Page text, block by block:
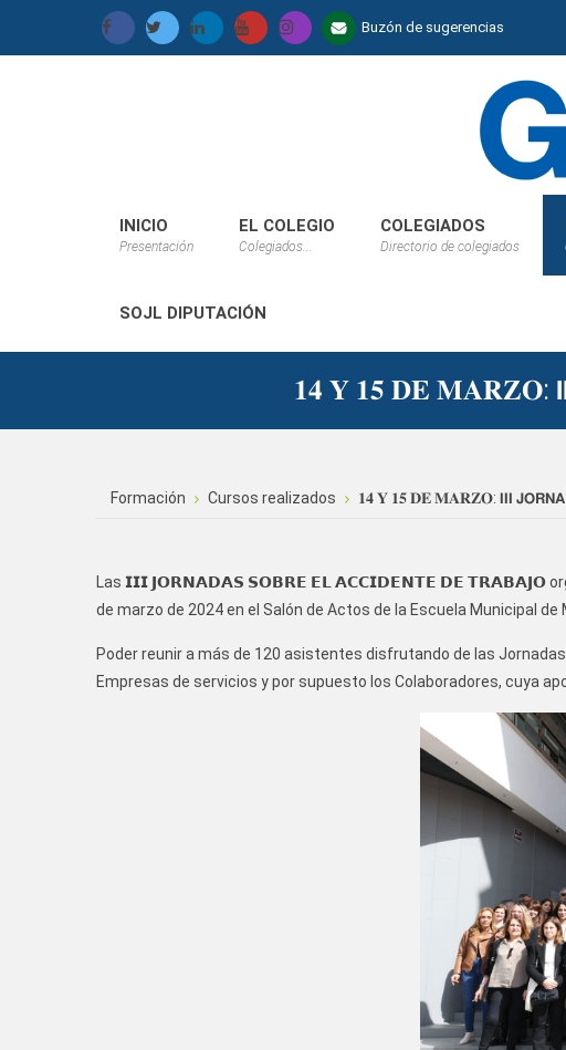
Buzón de sugerencias
INICIO
Presentación
EL COLEGIO
Colegiados...
COLEGIADOS
Directorio de colegiados
SOJL DIPUTACIÓN
Formación Cursos realizados 𝟏𝟒 𝐘 𝟏𝟓 𝐃𝐄 𝐌𝐀𝐑𝐙𝐎: 𝗜𝗜𝗜
𝟏𝟒 𝐘 𝟏𝟓 𝐃𝐄 𝐌𝐀𝐑𝐙𝐎:
Las 𝗜𝗜𝗜 𝗝𝗢𝗥𝗡𝗔𝗗𝗔𝗦 𝗦𝗢𝗕𝗥𝗘 𝗘𝗟 𝗔𝗖𝗖𝗜𝗗𝗘𝗡𝗧𝗘 𝗗𝗘 𝗧𝗥𝗔𝗕𝗔𝗝𝗢
de marzo de 2024 en el Salón de Actos de la Escuela Municipal
Poder reunir a más de 120 asistentes disfrutando de las
Empresas de servicios y por supuesto los Colaboradores, cuya